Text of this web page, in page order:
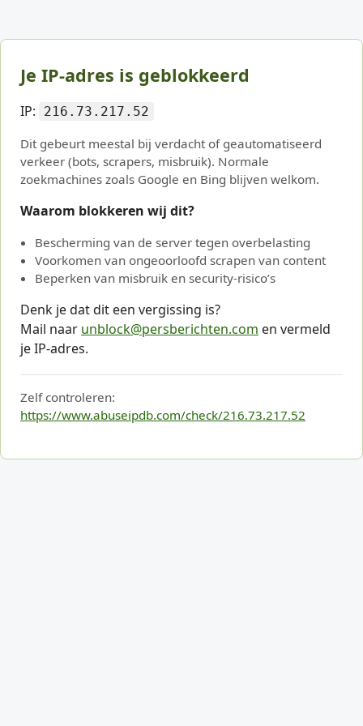
Je IP-adres is geblokkeerd
IP: 216.73.217.52
Dit gebeurt meestal bij verdacht of geautomatiseerd
verkeer (bots, scrapers, misbruik). Normale
zoekmachines zoals Google en Bing blijven welkom.
Waarom blokkeren wij dit?
Bescherming van de server tegen overbelasting
Voorkomen van ongeoorloofd scrapen van content
Beperken van misbruik en security-risico’s
Denk je dat dit een vergissing is?
Mail naar unblock@persberichten.com en vermeld
je IP-adres.
Zelf controleren:
https://www.abuseipdb.com/check/216.73.217.52